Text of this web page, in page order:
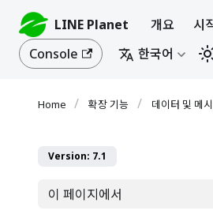
LINE Planet 개요 시
Console
한국어
확장 기능 데이터 및 메
Version: 7.1
이 페이지에서